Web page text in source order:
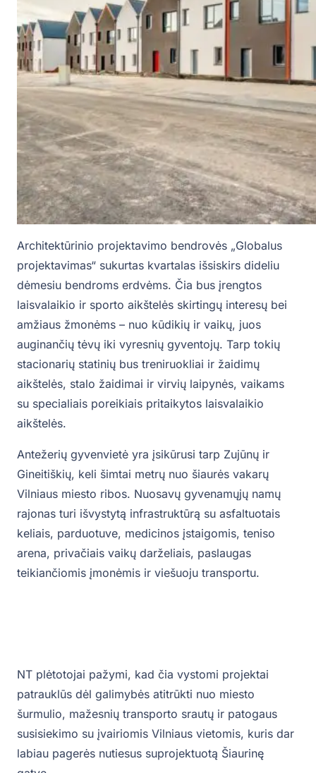
Architektūrinio projektavimo bendrovės „Globalus
projektavimas“ sukurtas kvartalas išsiskirs dideliu
dėmesiu bendroms erdvėms. Čia bus įrengtos
laisvalaikio ir sporto aikštelės skirtingų interesų bei
amžiaus žmonėms – nuo kūdikių ir vaikų, juos
auginančių tėvų iki vyresnių gyventojų. Tarp tokių
stacionarių statinių bus treniruokliai ir žaidimų
aikštelės, stalo žaidimai ir virvių laipynės, vaikams
su specialiais poreikiais pritaikytos laisvalaikio
aikštelės.
Antežerių gyvenvietė yra įsikūrusi tarp Zujūnų ir
Gineitiškių, keli šimtai metrų nuo šiaurės vakarų
Vilniaus miesto ribos. Nuosavų gyvenamųjų namų
rajonas turi išvystytą infrastruktūrą su asfaltuotais
keliais, parduotuve, medicinos įstaigomis, teniso
arena, privačiais vaikų darželiais, paslaugas
teikiančiomis įmonėmis ir viešuoju transportu.
NT plėtotojai pažymi, kad čia vystomi projektai
patrauklūs dėl galimybės atitrūkti nuo miesto
šurmulio, mažesnių transporto srautų ir patogaus
susisiekimo su įvairiomis Vilniaus vietomis, kuris dar
labiau pagerės nutiesus suprojektuotą Šiaurinę